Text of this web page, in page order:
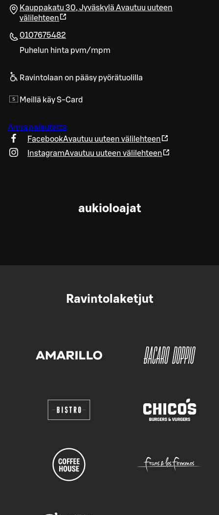
Kauppakatu 30, Jyväskylä Avautuu uuteen
välilehteen
0107675482
Puhelun hinta pvm/mpm
Ravintolaan on pääsy pyörätuolilla
Meillä käy S-Card
Anna palautetta
FacebookAvautuu uuteen välilehteen
InstagramAvautuu uuteen välilehteen
aukioloajat
Ravintolaketjut